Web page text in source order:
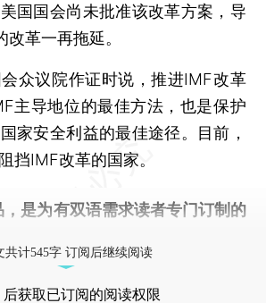
国国会尚未批准该改革方案，导
改革一再拖延。
议院作证时说，推进IMF改革
主导地位的最佳方法，也是保护
家安全利益的最佳途径。目前，
挡IMF改革的国家。
是为有双语需求读者专门订制的
共计545字 订阅后继续阅读
后获取已订阅的阅读权限